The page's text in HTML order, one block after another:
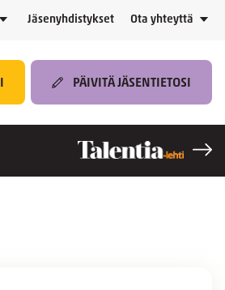
Jäsenyhdistykset Ota yhteyttä
PÄIVITÄ JÄSENTIETOSI